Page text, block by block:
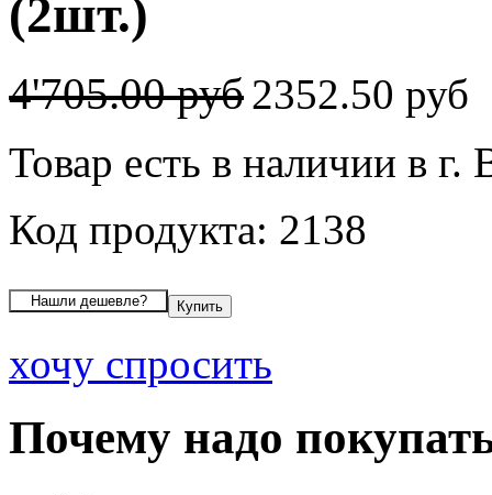
(2шт.)
4'705.00 руб2352.50 руб
Товар есть в наличии в г.
Код продукта: 2138
хочу спросить
Почему надо